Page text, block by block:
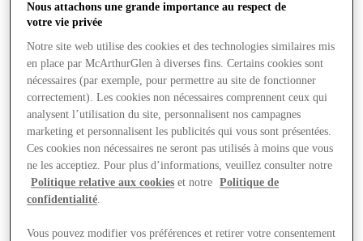
Plus
Nous attachons une grande importance au respect de
votre vie privée
Notre site web utilise des cookies et des technologies similaires mis
en place par McArthurGlen à diverses fins. Certains cookies sont
nécessaires (par exemple, pour permettre au site de fonctionner
correctement). Les cookies non nécessaires comprennent ceux qui
analysent l’utilisation du site, personnalisent nos campagnes
marketing et personnalisent les publicités qui vous sont présentées.
Ces cookies non nécessaires ne seront pas utilisés à moins que vous
ne les acceptiez. Pour plus d’informations, veuillez consulter notre
Politique relative aux cookies et notre
Politique de
confidentialité.
Vous pouvez modifier vos préférences et retirer votre consentement